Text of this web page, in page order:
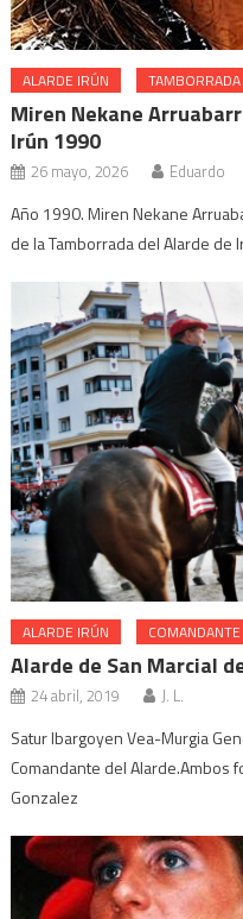
ALARDE IRÚN TAMBORRADA
Miren Nekane
Irún 1990
26 mayo, 2026 Eduardo
Año 1990. Miren Nekane
de la Tamborrada del Alarde
ALARDE IRÚN COMANDANTE
Alarde de San Marcial
24 abril, 2019 J. L.
Satur Ibargoyen Vea-Murgia
Comandante del Alarde.Ambos
Gonzalez